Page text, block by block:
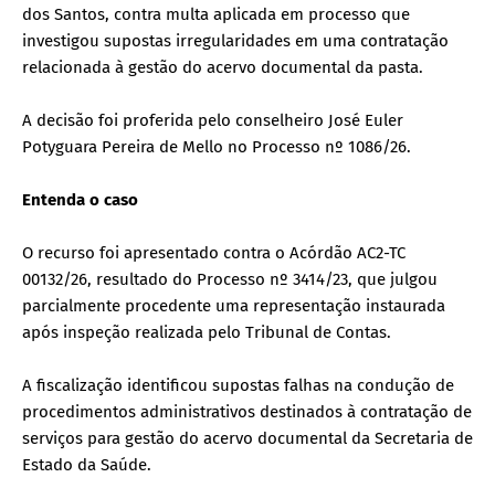
dos Santos, contra multa aplicada em processo que
investigou supostas irregularidades em uma contratação
relacionada à gestão do acervo documental da pasta.
A decisão foi proferida pelo conselheiro José Euler
Potyguara Pereira de Mello no Processo nº 1086/26.
Entenda o caso
O recurso foi apresentado contra o Acórdão AC2-TC
00132/26, resultado do Processo nº 3414/23, que julgou
parcialmente procedente uma representação instaurada
após inspeção realizada pelo Tribunal de Contas.
A fiscalização identificou supostas falhas na condução de
procedimentos administrativos destinados à contratação de
serviços para gestão do acervo documental da Secretaria de
Estado da Saúde.